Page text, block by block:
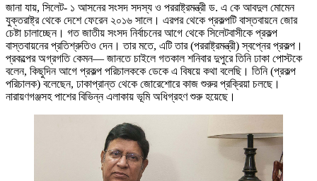
জানা যায়, সিলেট- ১ আসনের সংসদ সদস্য ও পররাষ্ট্রমন্ত্রী ড. এ কে আবদুল মোমেন
যুক্তরাষ্ট্র থেকে দেশে ফেরেন ২০১৬ সালে। এরপর থেকে প্রকল্পটি বাস্তবায়নে জোর
চেষ্টা চালাচ্ছেন। গত জাতীয় সংসদ নির্বাচনের আগে থেকে সিলেটবাসীকে প্রকল্প
বাস্তবায়নের প্রতিশ্রুতিও দেন। তার মতে, এটি তার (পররাষ্ট্রমন্ত্রী) স্বপ্নের প্রকল্প।
প্রকল্পের অগ্রগতি কেমন— জানতে চাইলে গতকাল শনিবার দুপুরে তিনি ঢাকা পোস্টকে
বলেন, কিছুদিন আগে প্রকল্প পরিচালককে ডেকে এ বিষয়ে কথা বলেছি। তিনি (প্রকল্প
পরিচালক) বলেছেন, ঢাকাপ্রান্ত থেকে জোরেশোরে কাজ শুরুর প্রক্রিয়া চলছে।
নারায়ণগঞ্জসহ পাশের বিভিন্ন এলাকায় ভূমি অধিগ্রহণ শুরু হয়েছে।